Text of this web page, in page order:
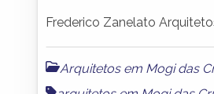
Frederico Zanelato
Arquitetos em Mogi das